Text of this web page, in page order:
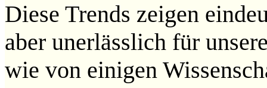
Diese Trends zeigen
aber unerlässlich für
wie von einigen